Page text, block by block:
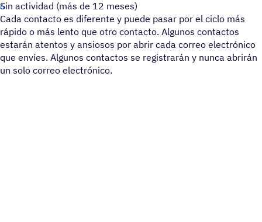
Sin actividad (más de 12 meses)
Cada contacto es diferente y puede pasar por el ciclo más
rápido o más lento que otro contacto. Algunos contactos
estarán atentos y ansiosos por abrir cada correo electrónico
que envíes. Algunos contactos se registrarán y nunca abrirán
un solo correo electrónico.